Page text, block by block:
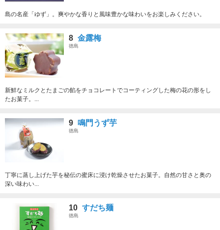
島の名産「ゆず」。爽やかな香りと風味豊かな味わいをお楽しみください。
8 金露梅
徳島
新鮮なミルクとたまごの餡をチョコレートでコーティングした梅の花の形をし
たお菓子。...
9 鳴門うず芋
徳島
丁寧に蒸し上げた芋を秘伝の蜜床に浸け乾燥させたお菓子。自然の甘さと奥の
深い味わい...
10 すだち麺
徳島